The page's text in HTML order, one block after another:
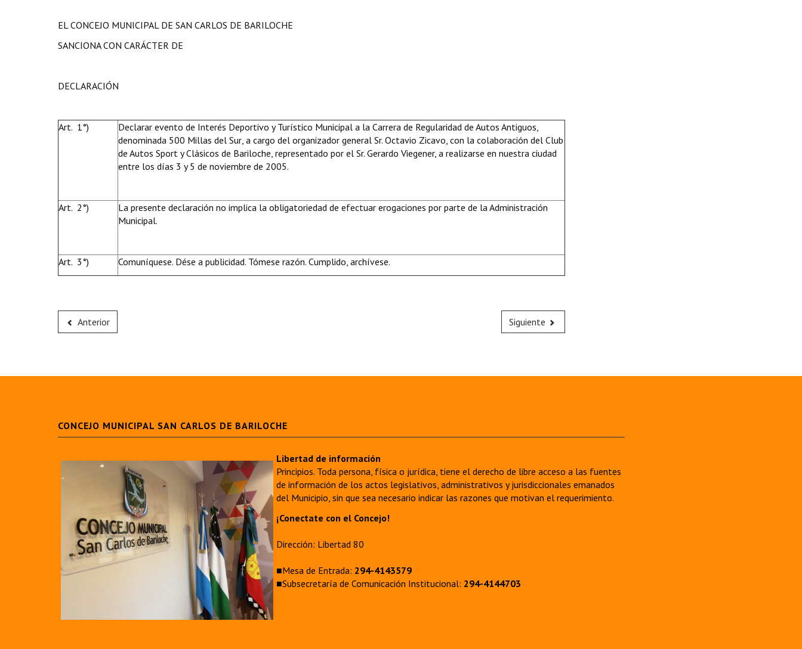
EL CONCEJO MUNICIPAL DE SAN CARLOS DE BARILOCHE
SANCIONA CON CARÁCTER DE
DECLARACIÓN
Art. 1°)
Declarar evento de Interés Deportivo y Turístico Municipal a la Carrera de Regularidad de Autos Antiguos,
denominada 500 Millas del Sur, a cargo del organizador general Sr. Octavio Zicavo, con la colaboración del Club
de Autos Sport y Clásicos de Bariloche, representado por el Sr. Gerardo Viegener, a realizarse en nuestra ciudad
entre los días 3 y 5 de noviembre de 2005.
Art. 2°)
La presente declaración no implica la obligatoriedad de efectuar erogaciones por parte de la Administración
Municipal.
Art. 3°) Comuníquese. Dése a publicidad. Tómese razón. Cumplido, archívese.
Anterior Siguiente
CONCEJO MUNICIPAL SAN CARLOS DE BARILOCHE
Libertad de información
Principios. Toda persona, física o jurídica, tiene el derecho de libre acceso a las fuentes
de información de los actos legislativos, administrativos y jurisdiccionales emanados
del Municipio, sin que sea necesario indicar las razones que motivan el requerimiento.
¡Conectate con el Concejo!
Dirección: Libertad 80
■Mesa de Entrada: 294-4143579
■Subsecretaría de Comunicación Institucional: 294-4144703